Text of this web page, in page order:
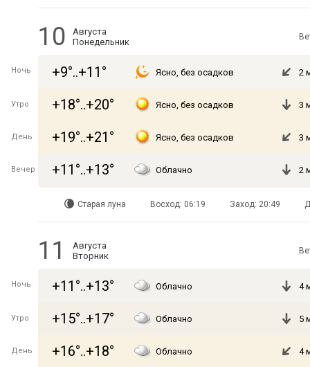
10
Августа
Понедельник
Ночь +9°..+11° Ясно, без осадков 2
Утро +18°..+20° Ясно, без осадков 3
День +19°..+21° Ясно, без осадков 3
Вечер +11°..+13° Облачно 2
Старая луна Восход: 06:19 Заход: 20:49
11
Августа
Вторник
Ночь +11°..+13° Облачно 4
Утро +15°..+17° Облачно 5
День +16°..+18° Облачно 4